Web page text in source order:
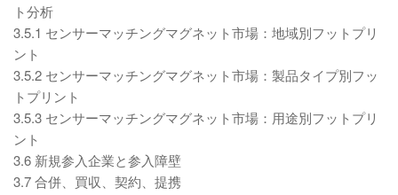
ト分析
3.5.1 センサーマッチングマグネット市場：地域別フットプリ
ント
3.5.2 センサーマッチングマグネット市場：製品タイプ別フッ
トプリント
3.5.3 センサーマッチングマグネット市場：用途別フットプリ
ント
3.6 新規参入企業と参入障壁
3.7 合併、買収、契約、提携